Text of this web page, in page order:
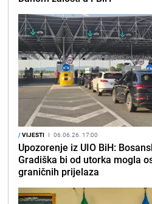
/VIJESTI I 06.06.26. 17:00
Upozorenje iz UIO BiH:
Gradiška bi od utorka mogla
graničnih prijelaza